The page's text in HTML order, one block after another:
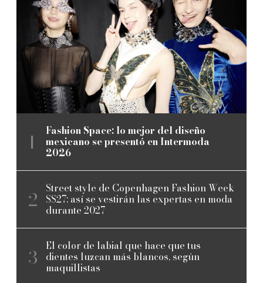
Fashion Space: lo mejor del diseño
mexicano se presentó en Intermoda
2026
Street style de Copenhagen Fashion Week
SS27: así se vestirán las expertas en moda
durante 2027
El color de labial que hace que tus
dientes luzcan más blancos, según
maquillistas